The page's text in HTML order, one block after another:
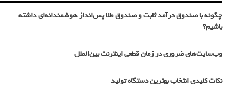
چگونه با صندوق درآمد ثابت و صندوق طلا پس‌انداز هوشمندانه‌ای داشته
باشیم؟
وب‌سایت‌های ضروری در زمان قطعی اینترنت بین‌الملل
نکات کلیدی انتخاب بهترین دستگاه تولید